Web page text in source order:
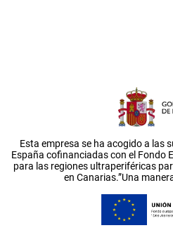
Esta empresa se ha acogido a las
España cofinanciadas con el Fondo
para las regiones ultraperiféricas
en Canarias.”Una